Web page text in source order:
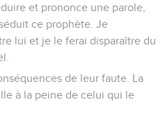
et prononce une parole,
ce prophète. Je
lui et je le ferai disparaître du
de leur faute. La
à la peine de celui qui le